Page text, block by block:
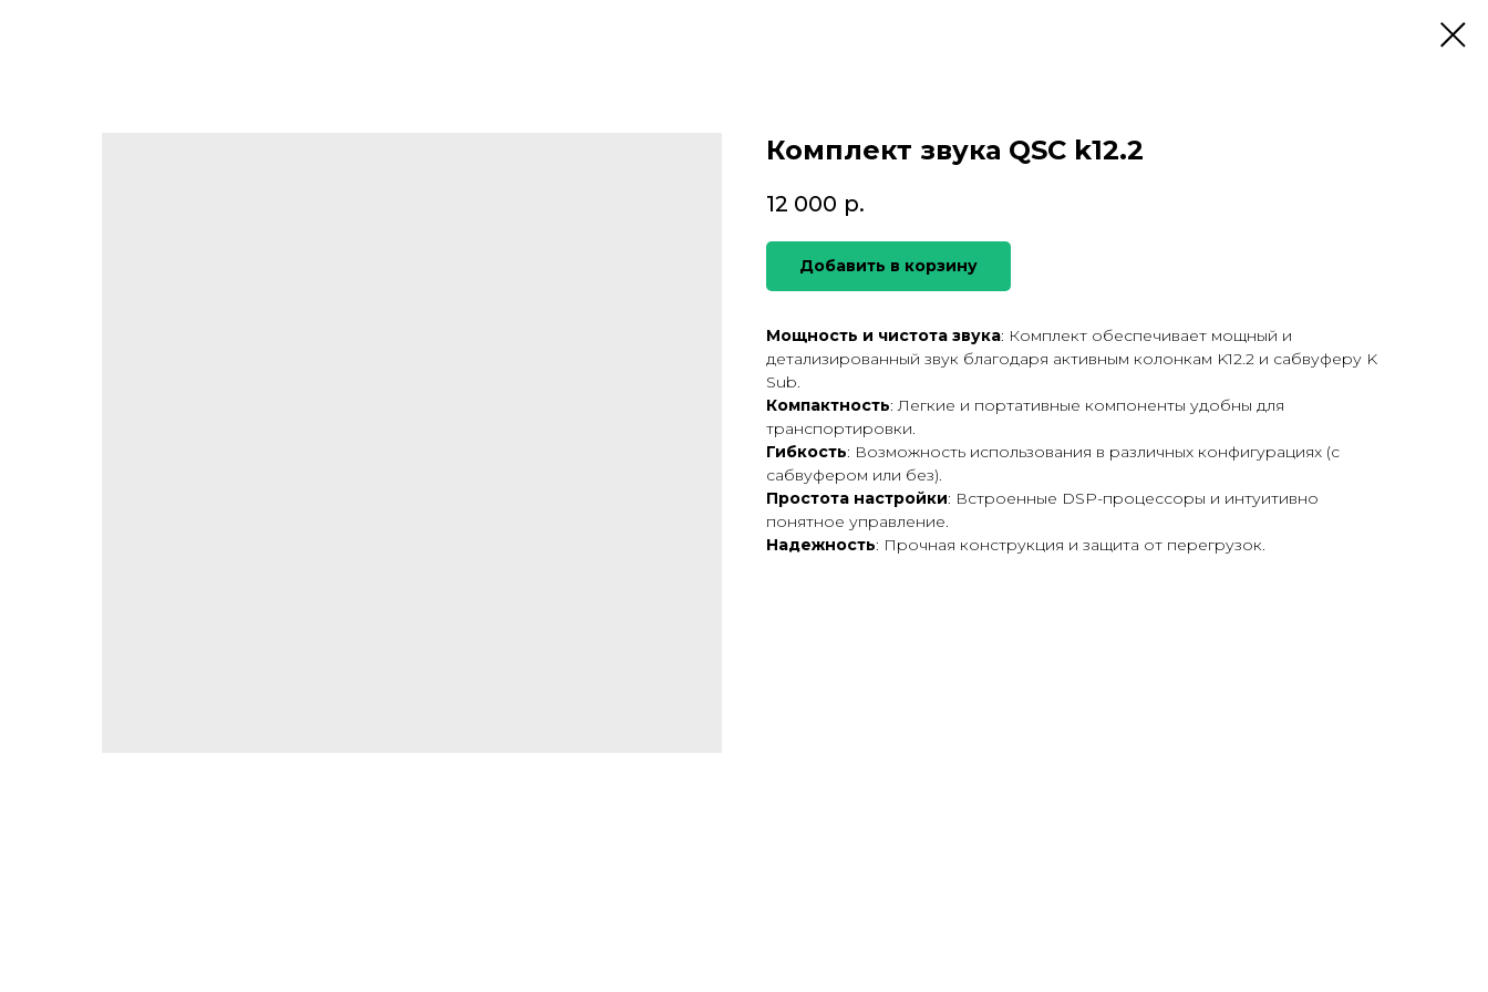
Комплект звука QSC k12.2
12 000 р.
Добавить в корзину
Мощность и чистота звука: Комплект обеспечивает мощный и
детализированный звук благодаря активным колонкам K12.2 и сабвуферу K
Sub.
Компактность: Легкие и портативные компоненты удобны для
транспортировки.
Гибкость: Возможность использования в различных конфигурациях (с
сабвуфером или без).
Простота настройки: Встроенные DSP-процессоры и интуитивно
понятное управление.
Надежность: Прочная конструкция и защита от перегрузок.